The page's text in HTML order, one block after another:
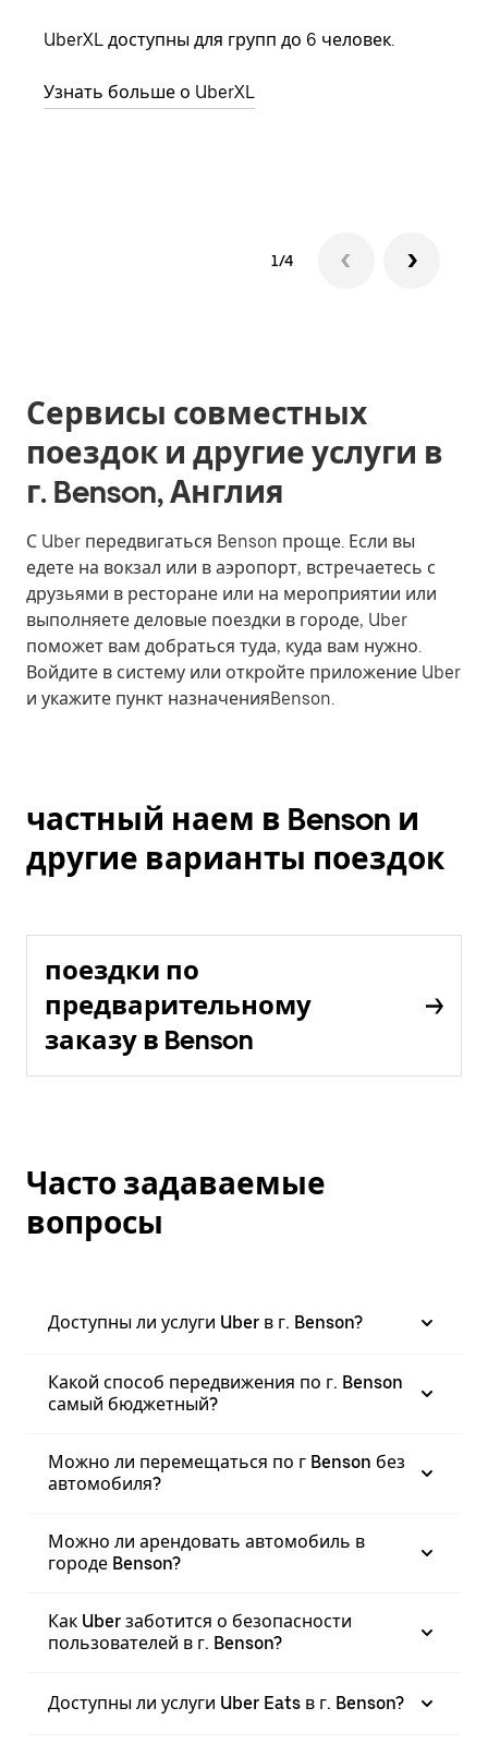
UberXL доступны для групп до 6 человек.
Узнать больше о UberXL
1/4
Сервисы совместных
поездок и другие услуги в
г. Benson, Англия
С Uber передвигаться Benson проще. Если вы
едете на вокзал или в аэропорт, встречаетесь с
друзьями в ресторане или на мероприятии или
выполняете деловые поездки в городе, Uber
поможет вам добраться туда, куда вам нужно.
Войдите в систему или откройте приложение Uber
и укажите пункт назначенияBenson.
частный наем в Benson и
другие варианты поездок
поездки по
предварительному
заказу в Benson
Часто задаваемые
вопросы
Доступны ли услуги Uber в г. Benson?
Какой способ передвижения по г. Benson
самый бюджетный?
Можно ли перемещаться по г Benson без
автомобиля?
Можно ли арендовать автомобиль в
городе Benson?
Как Uber заботится о безопасности
пользователей в г. Benson?
Доступны ли услуги Uber Eats в г. Benson?